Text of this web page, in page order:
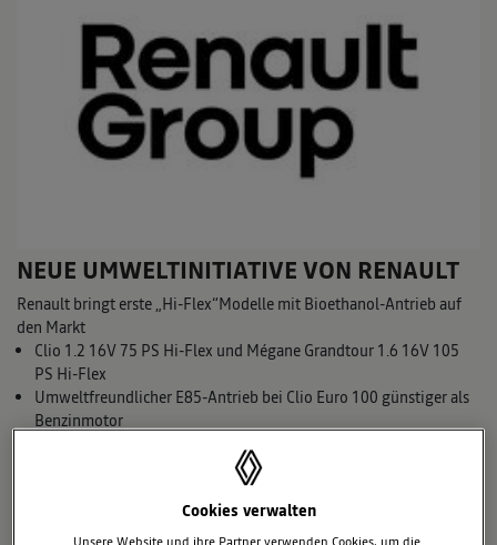
NEUE UMWELTINITIATIVE VON RENAULT
Renault bringt erste „Hi-Flex“Modelle mit Bioethanol-Antrieb auf
den Markt
Clio 1.2 16V 75 PS Hi-Flex und Mégane Grandtour 1.6 16V 105
PS Hi-Flex
Umweltfreundlicher E85-Antrieb bei Clio Euro 100 günstiger als
Benzinmotor
„Öko“-Bonus ab 1. Juli 2008 über Euro 600 brutto
Bis 30. August Renault Sicherheitsbonus bis zu Euro 2.000
Leasing-to-go ab 3,9 Prozent Fix-Zinssatz und 1 Jahr Vollkasko
Cookies verwalten